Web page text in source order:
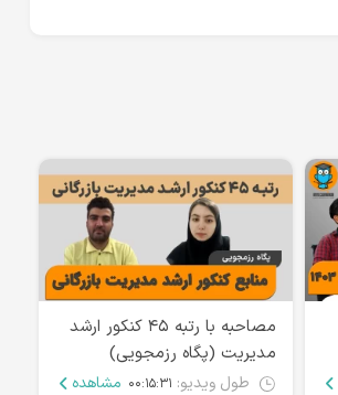
مصاحبه با رتبه ۴۵ کنکور ارشد
مدیریت (پگاه رزمجویی)
طول ویدیو: ۰۰:۱۵:۳۱ مشاهده